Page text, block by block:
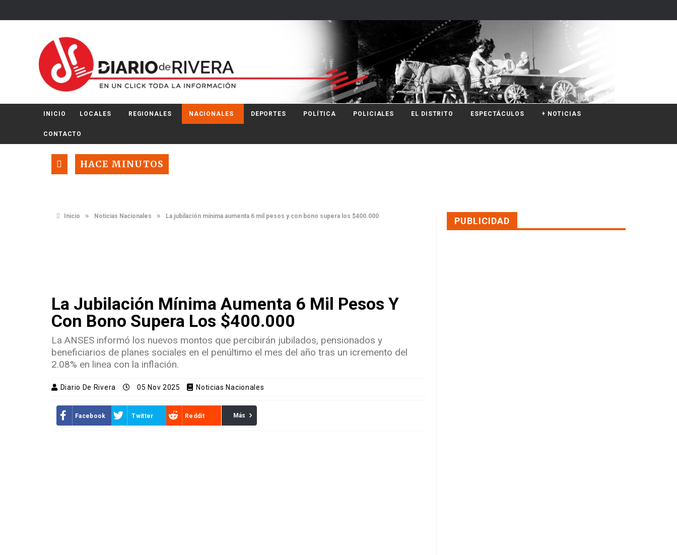
INICIO LOCALES REGIONALES NACIONALES DEPORTES POLÍTICA POLICIALES EL DISTRITO ESPECTÁCULOS + NOTICIAS
CONTACTO
HACE MINUTOS
Inicio » Noticias Nacionales » La jubilación mínima aumenta 6 mil pesos y con bono supera los $400.000
La Jubilación Mínima Aumenta 6 Mil Pesos Y
Con Bono Supera Los $400.000
La ANSES informó los nuevos montos que percibirán jubilados, pensionados y
beneficiarios de planes sociales en el penúltimo el mes del año tras un icremento del
2.08% en linea con la inflación.
Diario De Rivera 05 Nov 2025 Noticias Nacionales
Facebook Twitter Reddit Más
PUBLICIDAD